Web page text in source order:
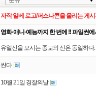
자작 일베 로고/퍼스나콘을 올리는 게
영화·애니·예능까지 한 번에 !! 파일썬
유일신을 모시는 종교의 신은 동일하다.
싼다
10월 21일 경찰의날